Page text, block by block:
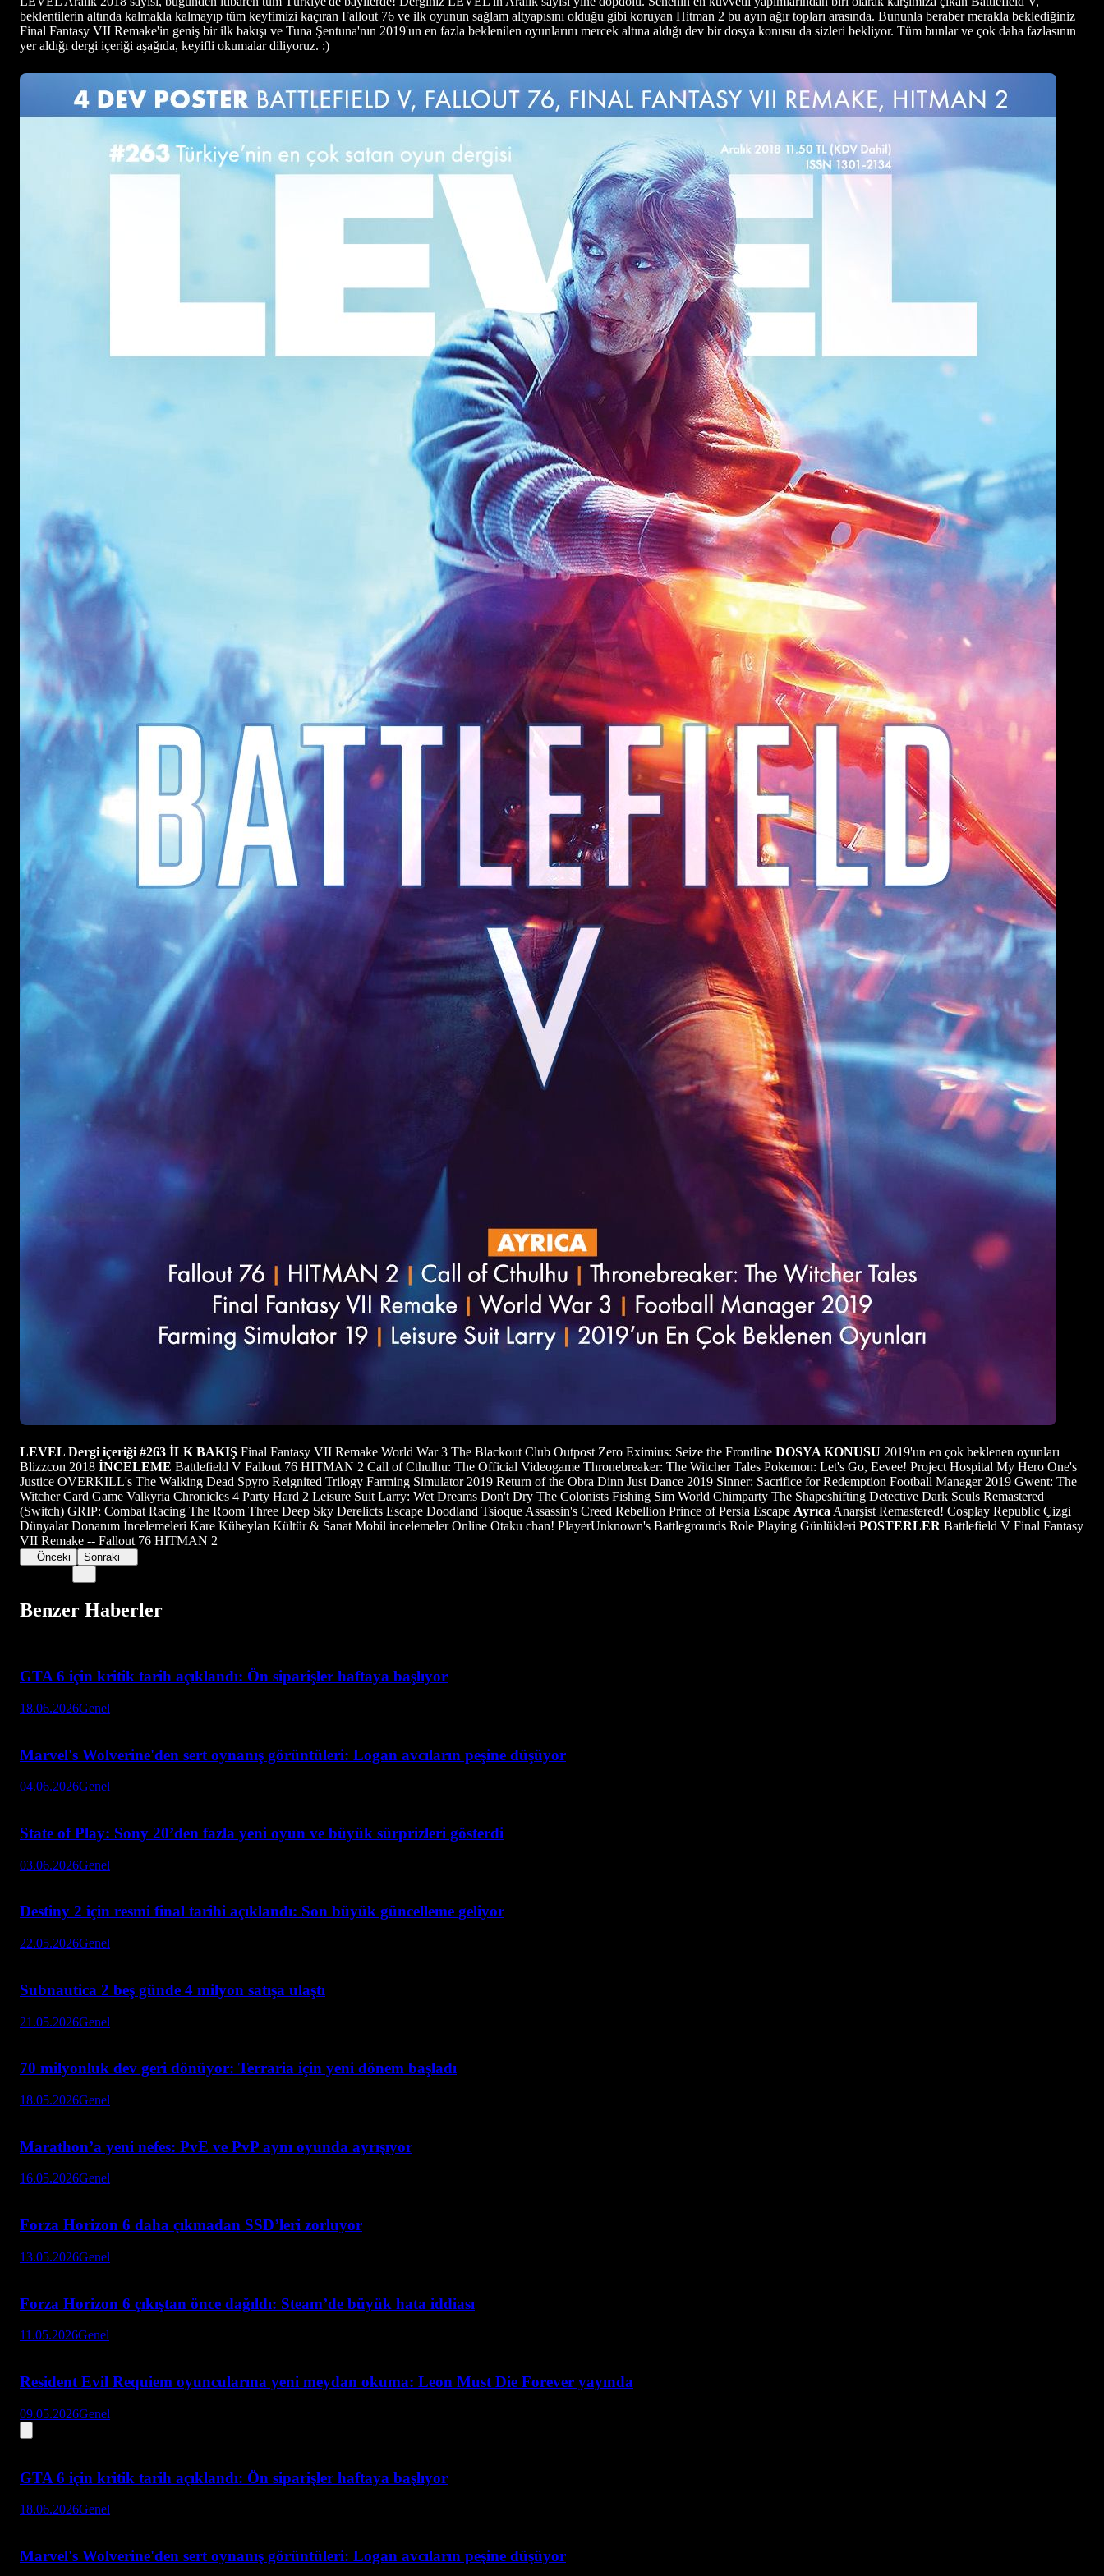
beklentilerin altında kalmakla kalmayıp tüm keyfimizi kaçıran Fallout 76 ve ilk oyunun sağlam altyapısını olduğu gibi koruyan Hitman 2 bu ayın ağır topları arasında. Bununla beraber merakla beklediğiniz
Final Fantasy VII Remake'in geniş bir ilk bakışı ve Tuna Şentuna'nın 2019'un en fazla beklenilen oyunlarını mercek altına aldığı dev bir dosya konusu da sizleri bekliyor. Tüm bunlar ve çok daha fazlasının
yer aldığı dergi içeriği aşağıda, keyifli okumalar diliyoruz. :)
LEVEL Dergi içeriği #263 İLK BAKIŞ Final Fantasy VII Remake World War 3 The Blackout Club Outpost Zero Eximius: Seize the Frontline DOSYA KONUSU 2019'un en çok beklenen oyunları
Blizzcon 2018 İNCELEME Battlefield V Fallout 76 HITMAN 2 Call of Cthulhu: The Official Videogame Thronebreaker: The Witcher Tales Pokemon: Let's Go, Eevee! Project Hospital My Hero One's
Justice OVERKILL's The Walking Dead Spyro Reignited Trilogy Farming Simulator 2019 Return of the Obra Dinn Just Dance 2019 Sinner: Sacrifice for Redemption Football Manager 2019 Gwent: The
Witcher Card Game Valkyria Chronicles 4 Party Hard 2 Leisure Suit Larry: Wet Dreams Don't Dry The Colonists Fishing Sim World Chimparty The Shapeshifting Detective Dark Souls Remastered
(Switch) GRIP: Combat Racing The Room Three Deep Sky Derelicts Escape Doodland Tsioque Assassin's Creed Rebellion Prince of Persia Escape Ayrıca Anarşist Remastered! Cosplay Republic Çizgi
Dünyalar Donanım İncelemeleri Kare Küheylan Kültür & Sanat Mobil incelemeler Online Otaku chan! PlayerUnknown's Battlegrounds Role Playing Günlükleri POSTERLER Battlefield V Final Fantasy
VII Remake -- Fallout 76 HITMAN 2
Önceki Sonraki
Benzer Haberler
GTA 6 için kritik tarih açıklandı: Ön siparişler haftaya başlıyor
18.06.2026Genel
Marvel's Wolverine'den sert oynanış görüntüleri: Logan avcıların peşine düşüyor
04.06.2026Genel
State of Play: Sony 20’den fazla yeni oyun ve büyük sürprizleri gösterdi
03.06.2026Genel
Destiny 2 için resmi final tarihi açıklandı: Son büyük güncelleme geliyor
22.05.2026Genel
Subnautica 2 beş günde 4 milyon satışa ulaştı
21.05.2026Genel
70 milyonluk dev geri dönüyor: Terraria için yeni dönem başladı
18.05.2026Genel
Marathon’a yeni nefes: PvE ve PvP aynı oyunda ayrışıyor
16.05.2026Genel
Forza Horizon 6 daha çıkmadan SSD’leri zorluyor
13.05.2026Genel
Forza Horizon 6 çıkıştan önce dağıldı: Steam’de büyük hata iddiası
11.05.2026Genel
Resident Evil Requiem oyuncularına yeni meydan okuma: Leon Must Die Forever yayında
09.05.2026Genel
GTA 6 için kritik tarih açıklandı: Ön siparişler haftaya başlıyor
18.06.2026Genel
Marvel's Wolverine'den sert oynanış görüntüleri: Logan avcıların peşine düşüyor